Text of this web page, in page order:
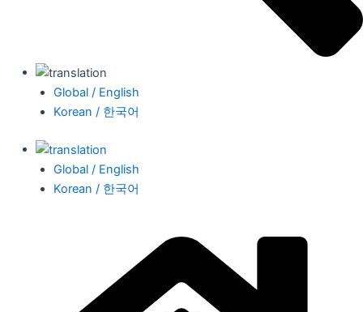
Global / English
Korean / 한국어
Global / English
Korean / 한국어